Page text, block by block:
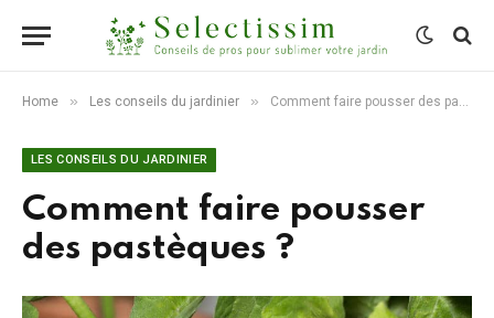
Home » Les conseils du jardinier » Comment faire pousser des pastèques ?
LES CONSEILS DU JARDINIER
Comment faire pousser
des pastèques ?